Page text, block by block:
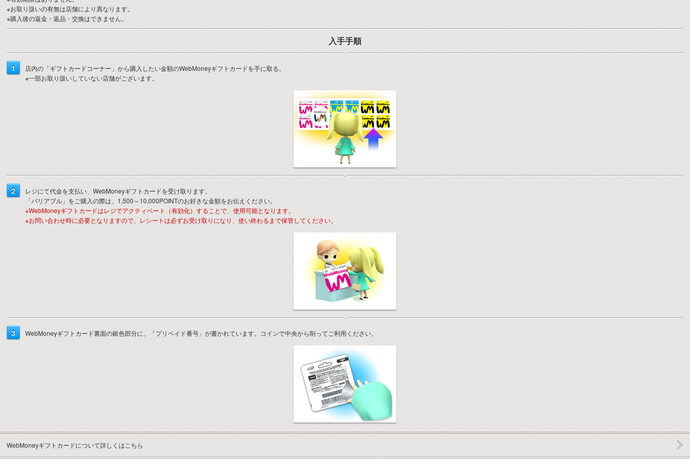
※お取り扱いの有無は店舗により異なります。
※購入後の返金・返品・交換はできません。
入手手順
1
店内の「ギフトカードコーナー」から購入したい金額のWebMoneyギフトカードを手に取る。
※一部お取り扱いしていない店舗がございます。
2
レジにて代金を支払い、WebMoneyギフトカードを受け取ります。
「バリアブル」をご購入の際は、1,500～10,000POINTのお好きな金額をお伝えください。
※WebMoneyギフトカードはレジでアクティベート（有効化）することで、使用可能となります。
※お問い合わせ時に必要となりますので、レシートは必ずお受け取りになり、使い終わるまで保管してください。
3 WebMoneyギフトカード裏面の銀色部分に、「プリペイド番号」が書かれています。コインで中央から削ってご利用ください。
WebMoneyギフトカードについて詳しくはこちら